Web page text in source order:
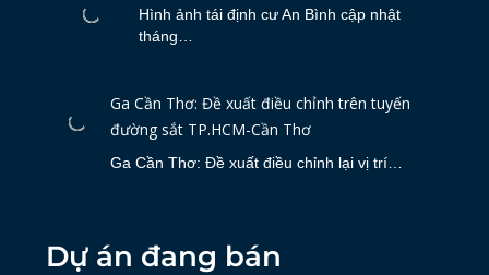
Hình ảnh tái định cư An Bình cập nhật
tháng…
Ga Cần Thơ: Đề xuất điều chỉnh trên tuyến
đường sắt TP.HCM-Cần Thơ
Ga Cần Thơ: Đề xuất điều chỉnh lại vị trí…
Dự án đang bán